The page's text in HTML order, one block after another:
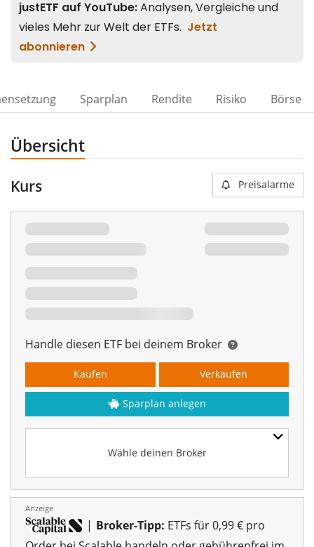
Sparplan Rendite Risiko Börse
Übersicht
Kurs Preisalarme
Handle diesen ETF bei deinem Broker
Wähle deinen Broker
Kaufen Verkaufen
Sparplan anlegen
Anzeige
| Broker-Tipp: ETFs für 0,99 € pro